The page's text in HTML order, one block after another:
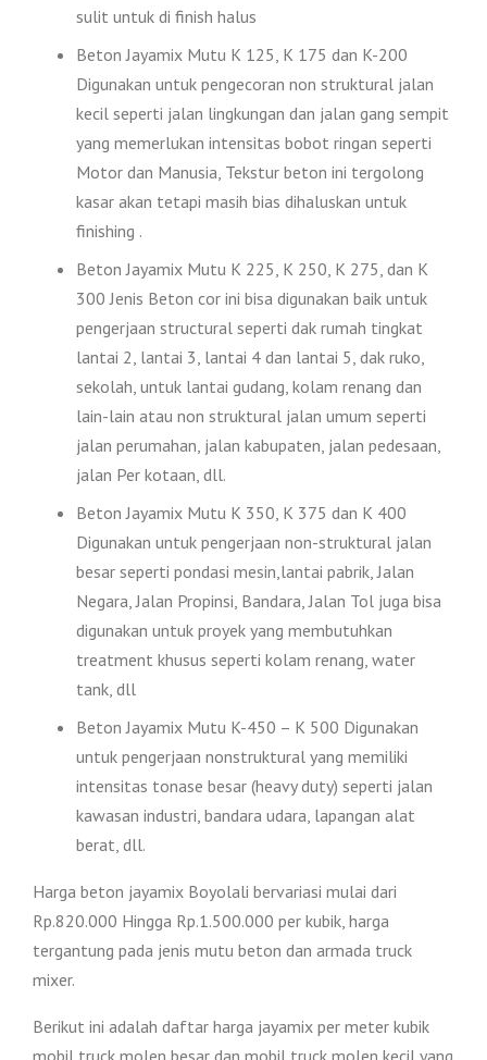
sulit untuk di finish halus
Beton Jayamix Mutu K 125, K 175 dan K-200
Digunakan untuk pengecoran non struktural jalan
kecil seperti jalan lingkungan dan jalan gang sempit
yang memerlukan intensitas bobot ringan seperti
Motor dan Manusia, Tekstur beton ini tergolong
kasar akan tetapi masih bias dihaluskan untuk
finishing .
Beton Jayamix Mutu K 225, K 250, K 275, dan K
300 Jenis Beton cor ini bisa digunakan baik untuk
pengerjaan structural seperti dak rumah tingkat
lantai 2, lantai 3, lantai 4 dan lantai 5, dak ruko,
sekolah, untuk lantai gudang, kolam renang dan
lain-lain atau non struktural jalan umum seperti
jalan perumahan, jalan kabupaten, jalan pedesaan,
jalan Per kotaan, dll.
Beton Jayamix Mutu K 350, K 375 dan K 400
Digunakan untuk pengerjaan non-struktural jalan
besar seperti pondasi mesin,lantai pabrik, Jalan
Negara, Jalan Propinsi, Bandara, Jalan Tol juga bisa
digunakan untuk proyek yang membutuhkan
treatment khusus seperti kolam renang, water
tank, dll
Beton Jayamix Mutu K-450 – K 500 Digunakan
untuk pengerjaan nonstruktural yang memiliki
intensitas tonase besar (heavy duty) seperti jalan
kawasan industri, bandara udara, lapangan alat
berat, dll.
Harga beton jayamix Boyolali bervariasi mulai dari
Rp.820.000 Hingga Rp.1.500.000 per kubik, harga
tergantung pada jenis mutu beton dan armada truck
mixer.
Berikut ini adalah daftar harga jayamix per meter kubik
mobil truck molen besar dan mobil truck molen kecil yang